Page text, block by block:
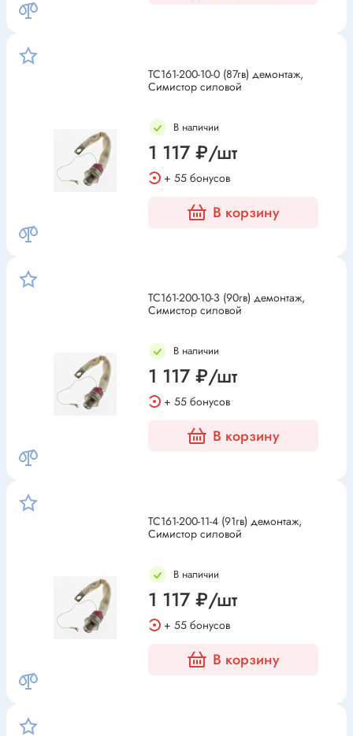
ТС161-200-10-0 (87гв) демонтаж,
Симистор силовой
В наличии
1 117 ₽/шт
+ 55 бонусов
В корзину
ТС161-200-10-3 (90гв) демонтаж,
Симистор силовой
В наличии
1 117 ₽/шт
+ 55 бонусов
В корзину
ТС161-200-11-4 (91гв) демонтаж,
Симистор силовой
В наличии
1 117 ₽/шт
+ 55 бонусов
В корзину